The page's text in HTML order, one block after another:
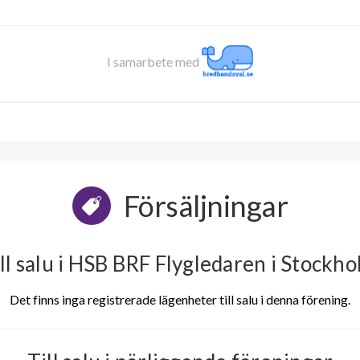
I samarbete med
Försäljningar
salu i HSB BRF Flygledaren i
Det finns inga registrerade lägenheter till salu i denna förening.